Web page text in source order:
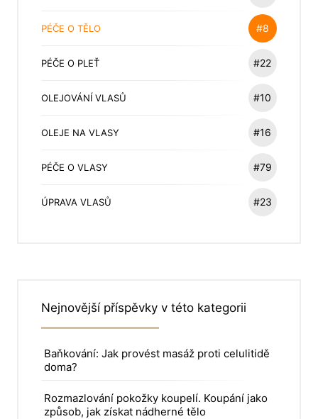
PÉČE O TĚLO #8
PÉČE O PLEŤ #22
OLEJOVÁNÍ VLASŮ #10
OLEJE NA VLASY #16
PÉČE O VLASY #79
ÚPRAVA VLASŮ #23
Nejnovější příspěvky v této kategorii
Baňkování: Jak provést masáž proti celulitidě
doma?
Rozmazlování pokožky koupelí. Koupání jako
způsob, jak získat nádherné tělo